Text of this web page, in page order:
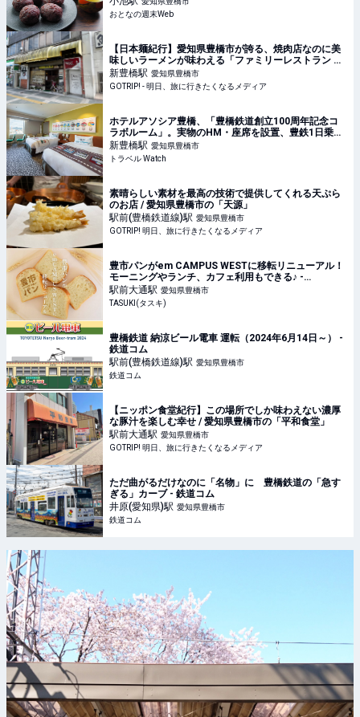
おとなの週末Web
【日本麺紀行】愛知県豊橋市が誇る、焼肉店なのに美
味しいラーメンが味わえる「ファミリーレストラン 平
和園」とは？ - GOTRIP!
新豊橋駅 愛知県豊橋市
GOTRIP! - 明日、旅に行きたくなるメディア
ホテルアソシア豊橋、「豊橋鉄道創立100周年記念コ
ラボルーム」。実物のHM・座席を設置、豊鉄1日乗車
券つき
新豊橋駅 愛知県豊橋市
トラベル Watch
素晴らしい素材を最高の技術で提供してくれる天ぷら
のお店 / 愛知県豊橋市の「天源」
駅前(豊橋鉄道線)駅 愛知県豊橋市
GOTRIP! 明日、旅に行きたくなるメディア
豊市パンがem CAMPUS WESTに移転リニューアル！
モーニングやランチ、カフェ利用もできる♪ -
TASUKI(タスキ)
駅前大通駅 愛知県豊橋市
TASUKI(タスキ)
豊橋鉄道 納涼ビール電車 運転（2024年6月14日～） -
鉄道コム
駅前(豊橋鉄道線)駅 愛知県豊橋市
鉄道コム
【ニッポン食堂紀行】この場所でしか味わえない濃厚
な豚汁を楽しむ幸せ / 愛知県豊橋市の「平和食堂」
駅前大通駅 愛知県豊橋市
GOTRIP! 明日、旅に行きたくなるメディア
ただ曲がるだけなのに「名物」に 豊橋鉄道の「急す
ぎる」カーブ - 鉄道コム
井原(愛知県)駅 愛知県豊橋市
鉄道コム